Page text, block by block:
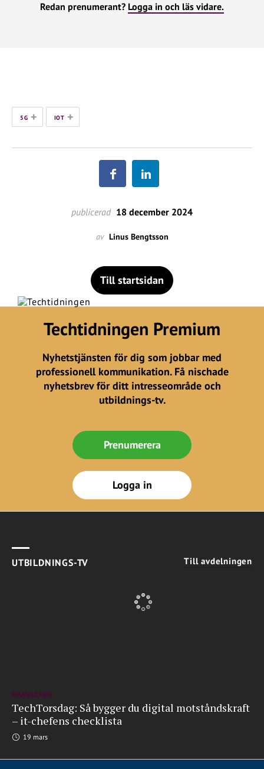
Redan prenumerant? Logga in och läs vidare.
5G + IOT +
publicerad 18 december 2024
av Linus Bengtsson
Till startsidan
Techtidningen Premium
Nyhetstjänsten för dig som jobbar med
professionell kommunikation. Få nischade
nyhetsbrev för ditt intresseområde och
utbildnings-tv.
Prenumerera
Logga in
UTBILDNINGS-TV Till avdelningen
BRANSCHEN
TechTorsdag: Så bygger du digital motståndskraft
– it-chefens checklista
19 mars